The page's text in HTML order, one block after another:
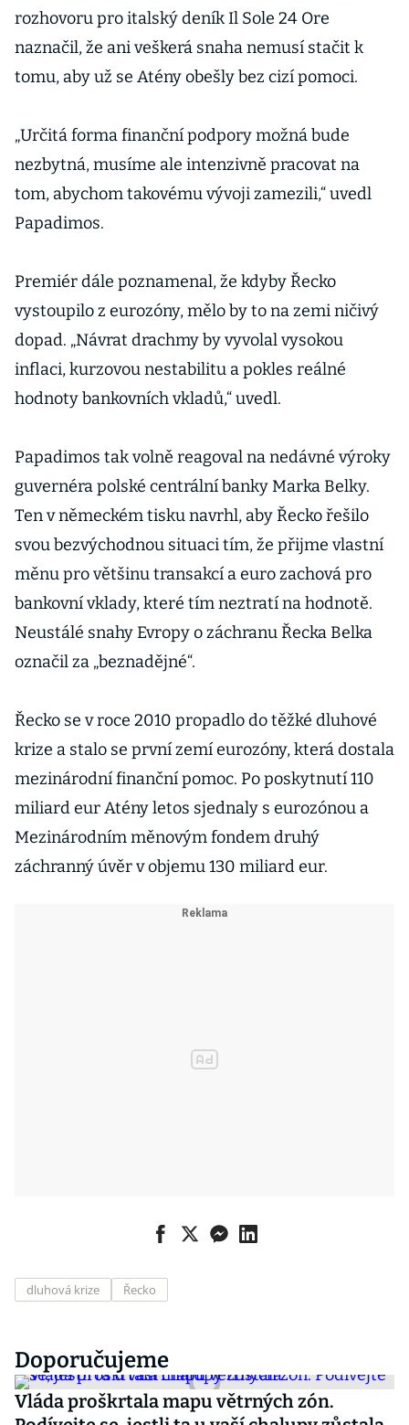
rozhovoru pro italský deník Il Sole 24 Ore
naznačil, že ani veškerá snaha nemusí stačit k
tomu, aby už se Atény obešly bez cizí pomoci.
„Určitá forma finanční podpory možná bude
nezbytná, musíme ale intenzivně pracovat na
tom, abychom takovému vývoji zamezili,“ uvedl
Papadimos.
Premiér dále poznamenal, že kdyby Řecko
vystoupilo z eurozóny, mělo by to na zemi ničivý
dopad. „Návrat drachmy by vyvolal vysokou
inflaci, kurzovou nestabilitu a pokles reálné
hodnoty bankovních vkladů,“ uvedl.
Papadimos tak volně reagoval na nedávné výroky
guvernéra polské centrální banky Marka Belky.
Ten v německém tisku navrhl, aby Řecko řešilo
svou bezvýchodnou situaci tím, že přijme vlastní
měnu pro většinu transakcí a euro zachová pro
bankovní vklady, které tím neztratí na hodnotě.
Neustálé snahy Evropy o záchranu Řecka Belka
označil za „beznadějné“.
Řecko se v roce 2010 propadlo do těžké dluhové
krize a stalo se první zemí eurozóny, která dostala
mezinárodní finanční pomoc. Po poskytnutí 110
miliard eur Atény letos sjednaly s eurozónou a
Mezinárodním měnovým fondem druhý
záchranný úvěr v objemu 130 miliard eur.
dluhová krize Řecko
Doporučujeme
Vláda proškrtala mapu větrných zón.